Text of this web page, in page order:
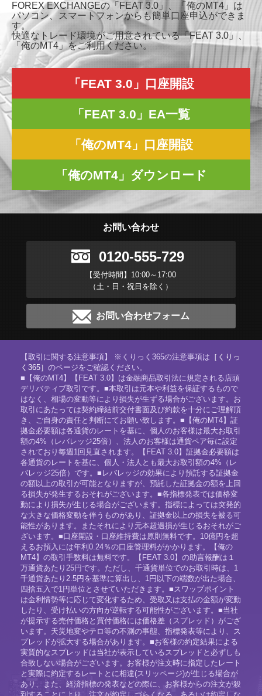
FOREX EXCHANGEの「FEAT 3.0」、「俺のMT4」は
パソコン、スマートフォンからも簡単口座申込ができま
す。
快適なトレード環境がご用意されている「FEAT 3.0」、
「俺のMT4」をご利用ください。
「FEAT 3.0」口座開設
「FEAT 3.0」EA一覧
「俺のMT4」口座開設
「俺のMT4」ダウンロード
お問い合わせ
0120-555-729
【受付時間】10:00～17:00
（土・日・祝日を除く）
お問い合わせフォーム
【取引に関する注意事項】 ※くりっく365の注意事項は ［くりっ
く365］ のページをご確認ください。
■【俺のMT4】【FEAT 3.0】は金融商品取引法に規定される店頭
デリバティブ取引です。■本取引は元本や利益を保証するもので
はなく、相場の変動等により損失が生ずる場合がございます。お
取引にあたっては契約締結前交付書面及び約款を十分にご理解頂
き、ご自身の責任と判断にてお願い致します。■【俺のMT4】証
拠金必要額は各通貨のレートを基に、個人のお客様は最大お取引
額の4%（レバレッジ25倍）、法人のお客様は通貨ペア毎に設定
されており毎週1回見直されます。【FEAT 3.0】証拠金必要額は
各通貨のレートを基に、個人・法人とも最大お取引額の4%（レ
バレッジ25倍）です。■レバレッジの効果により預託する証拠金
の額以上の取引が可能となりますが、預託した証拠金の額を上回
る損失が発生するおそれがございます。■各指標発表では価格変
動により損失が生じる場合がございます。指標によっては突発的
な大きな価格変動を伴うものがあり、証拠金以上の損失を被る可
能性があります。またそれにより元本超過損が生じるおそれがご
ざいます。■口座開設・口座維持費は原則無料です。10億円を超
えるお預入には年利0.24％の口座管理料がかかります。【俺の
MT4】の取引手数料は無料です。【FEAT 3.0】の助言報酬は１
万通貨あたり25円です。ただし、千通貨単位でのお取引時は、1
千通貨あたり2.5円を基準に算出し、1円以下の端数が出た場合、
四捨五入で1円単位とさせていただきます。■スワップポイント
は金利情勢等に応じて変化するため、受取又は支払の金額が変動
したり、受け払いの方向が逆転する可能性がございます。■当社
が提示する売付価格と買付価格には価格差（スプレッド）がござ
います。天災地変やテロ等の不測の事態、指標発表等により、ス
プレッドが拡大する場合があります。■お客様の約定結果による
実質的なスプレッドは当社が表示しているスプレッドと必ずしも
合致しない場合がございます。お客様が注文時に指定したレート
と実際に約定するレートとに相違(スリッページ)が生じる場合が
あり、また、経済指標の発表などの際に、お客様からの注文が殺